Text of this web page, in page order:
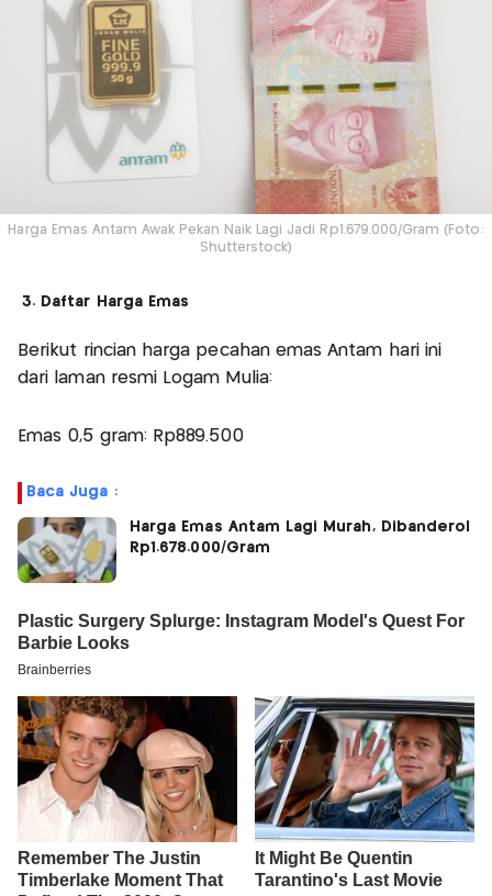
Harga Emas Antam Awak Pekan Naik Lagi Jadi Rp1.679.000/Gram (Foto:
Shutterstock)
3. Daftar Harga Emas
Berikut rincian harga pecahan emas Antam hari ini
dari laman resmi Logam Mulia:
Emas 0,5 gram: Rp889.500
Baca Juga :
Harga Emas Antam Lagi Murah, Dibanderol
Rp1.678.000/Gram